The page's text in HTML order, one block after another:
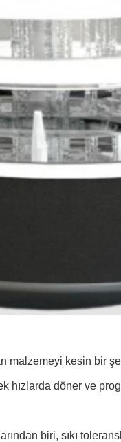
malzemeyi kesin bir
hızlarda döner ve
biri, sıkı